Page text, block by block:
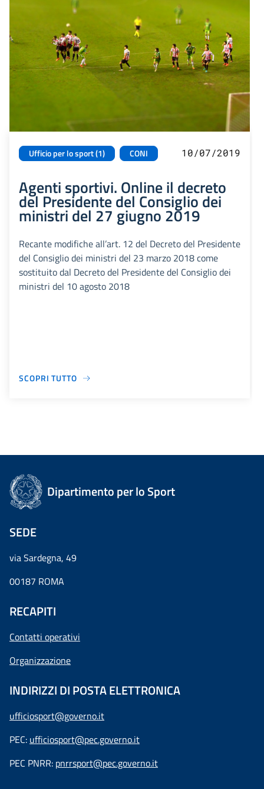
Ufficio per lo sport (1) CONI 10/07/2019
Agenti sportivi. Online il decreto
del Presidente del Consiglio dei
ministri del 27 giugno 2019
Recante modifiche all’art. 12 del Decreto del Presidente
del Consiglio dei ministri del 23 marzo 2018 come
sostituito dal Decreto del Presidente del Consiglio dei
ministri del 10 agosto 2018
SCOPRI TUTTO
Dipartimento per lo Sport
SEDE
via Sardegna, 49
00187 ROMA
RECAPITI
Contatti operativi
Organizzazione
INDIRIZZI DI POSTA ELETTRONICA
ufficiosport@governo.it
PEC: ufficiosport@pec.governo.it
PEC PNRR: pnrrsport@pec.governo.it